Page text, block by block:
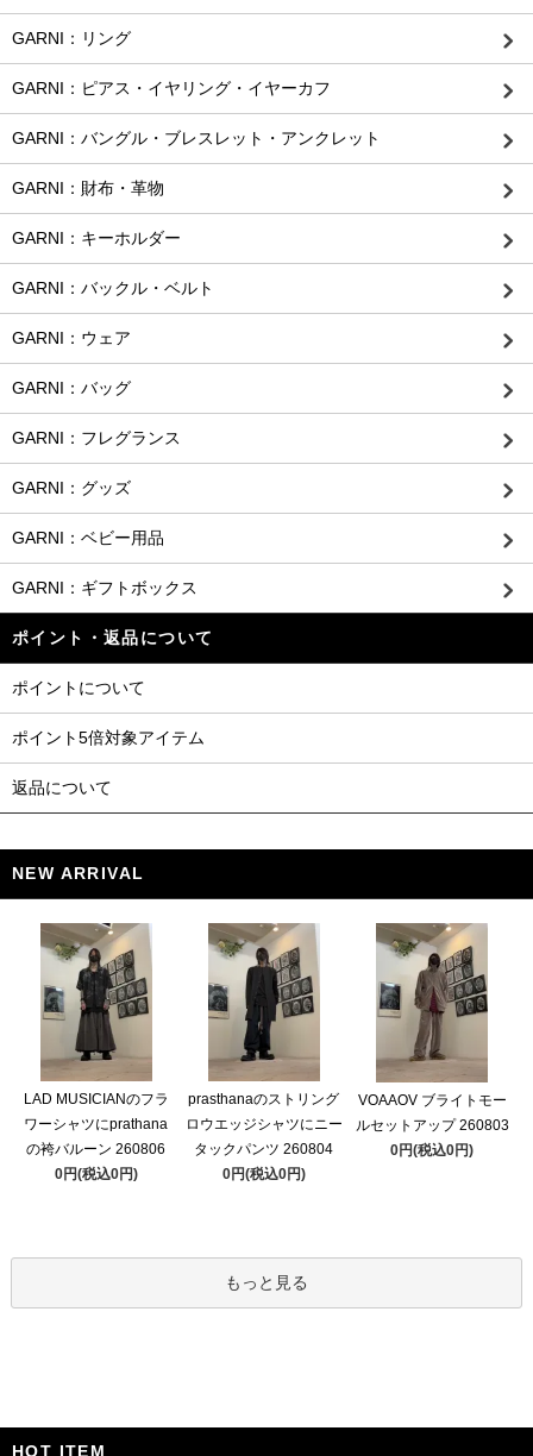
GARNI：リング
GARNI：ピアス・イヤリング・イヤーカフ
GARNI：バングル・ブレスレット・アンクレット
GARNI：財布・革物
GARNI：キーホルダー
GARNI：バックル・ベルト
GARNI：ウェア
GARNI：バッグ
GARNI：フレグランス
GARNI：グッズ
GARNI：ベビー用品
GARNI：ギフトボックス
ポイント・返品について
ポイントについて
ポイント5倍対象アイテム
返品について
NEW ARRIVAL
LAD MUSICIANのフラ
ワーシャツにprathana
の袴バルーン 260806
0円(税込0円)
prasthanaのストリング
ロウエッジシャツにニー
タックパンツ 260804
0円(税込0円)
VOAAOV ブライトモー
ルセットアップ 260803
0円(税込0円)
もっと見る
HOT ITEM